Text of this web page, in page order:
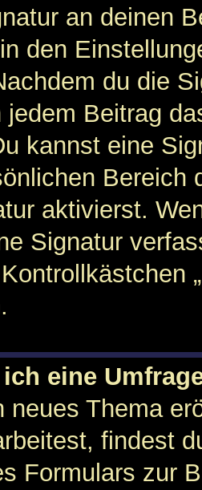
an deinen
den
du die
Beitrag
kannst eine
Bereich
aktivierst.
Signatur
eine
neues Thema
findest
Formulars zur